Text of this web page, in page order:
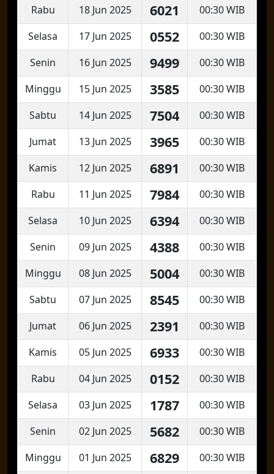
Rabu
18 Jun 2025 6021
00:30 WIB
Selasa
17 Jun 2025 0552
00:30 WIB
Senin
16 Jun 2025 9499
00:30 WIB
Minggu
15 Jun 2025 3585
00:30 WIB
Sabtu
14 Jun 2025 7504
00:30 WIB
Jumat
13 Jun 2025 3965
00:30 WIB
Kamis
12 Jun 2025 6891
00:30 WIB
Rabu
11 Jun 2025 7984
00:30 WIB
Selasa
10 Jun 2025 6394
00:30 WIB
Senin
09 Jun 2025 4388
00:30 WIB
Minggu
08 Jun 2025 5004
00:30 WIB
Sabtu
07 Jun 2025 8545
00:30 WIB
Jumat
06 Jun 2025 2391
00:30 WIB
Kamis
05 Jun 2025 6933
00:30 WIB
Rabu
04 Jun 2025 0152
00:30 WIB
Selasa
03 Jun 2025 1787
00:30 WIB
Senin
02 Jun 2025 5682
00:30 WIB
Minggu
01 Jun 2025 6829
00:30 WIB